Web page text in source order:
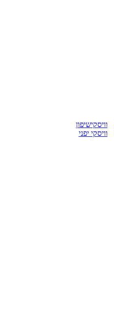
וויסקישיפון
וויסקי יפני